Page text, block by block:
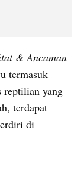
& Ancaman
termasuk
reptilian yang
terdapat
di